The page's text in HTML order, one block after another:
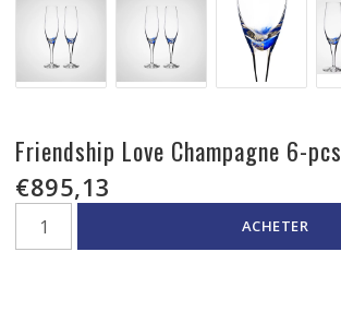
Friendship Love Champagne 6-pcs
€895,13
ACHETER